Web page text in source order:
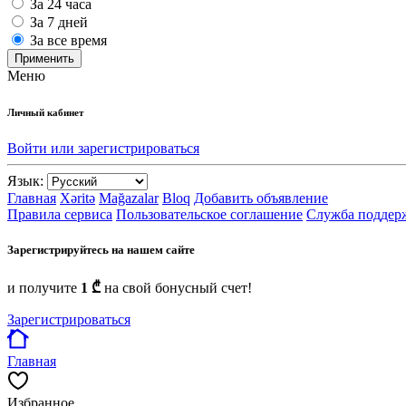
За 24 часа
За 7 дней
За все время
Применить
Меню
Личный кабинет
Войти или зарегистрироваться
Язык:
Главная Xəritə Mağazalar Bloq Добавить объявление
Правила сервиса Пользовательское соглашение Служба
Зарегистрируйтесь на нашем сайте
и получите 1 ₾ на свой бонусный счет!
Зарегистрироваться
Главная